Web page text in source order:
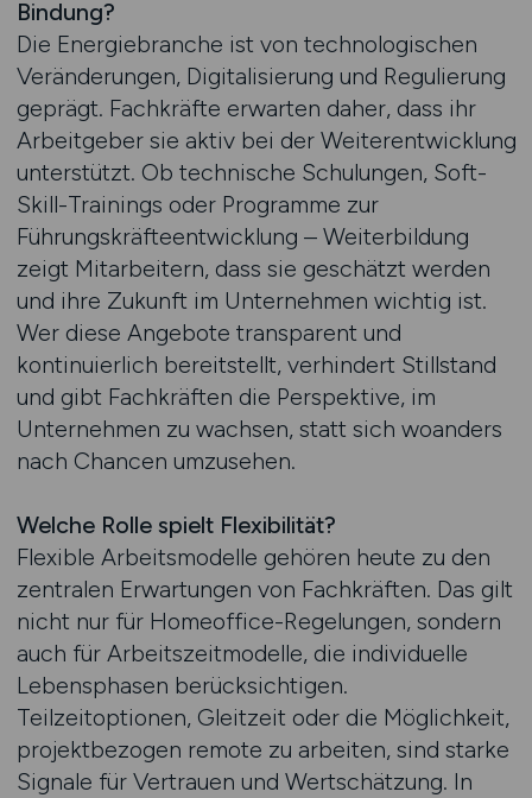
Bindung?
Die Energiebranche ist von technologischen
Veränderungen, Digitalisierung und Regulierung
geprägt. Fachkräfte erwarten daher, dass ihr
Arbeitgeber sie aktiv bei der Weiterentwicklung
unterstützt. Ob technische Schulungen, Soft-
Skill-Trainings oder Programme zur
Führungskräfteentwicklung – Weiterbildung
zeigt Mitarbeitern, dass sie geschätzt werden
und ihre Zukunft im Unternehmen wichtig ist.
Wer diese Angebote transparent und
kontinuierlich bereitstellt, verhindert Stillstand
und gibt Fachkräften die Perspektive, im
Unternehmen zu wachsen, statt sich woanders
nach Chancen umzusehen.
Welche Rolle spielt Flexibilität?
Flexible Arbeitsmodelle gehören heute zu den
zentralen Erwartungen von Fachkräften. Das gilt
nicht nur für Homeoffice-Regelungen, sondern
auch für Arbeitszeitmodelle, die individuelle
Lebensphasen berücksichtigen.
Teilzeitoptionen, Gleitzeit oder die Möglichkeit,
projektbezogen remote zu arbeiten, sind starke
Signale für Vertrauen und Wertschätzung. In